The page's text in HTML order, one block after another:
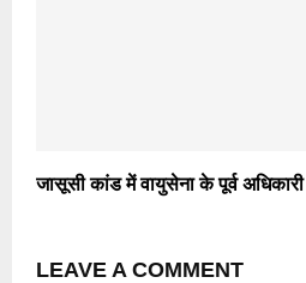
जासूसी कांड में वायुसेना के पूर्व
LEAVE A COMMENT